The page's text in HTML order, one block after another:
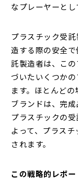
なプレーヤーとし
プラスチック受
造する際の安全
託製造者は、こ
づいたいくつか
ます。ほとんど
ブランドは、完成
プラスチックの
よって、プラス
されます。
この戦略的レポ